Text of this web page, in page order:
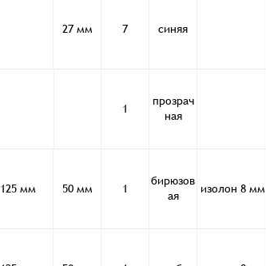
27 мм 7 синяя
1
прозрач
ная
125 мм 50 мм 1
бирюзов
ая
изолон 8 мм